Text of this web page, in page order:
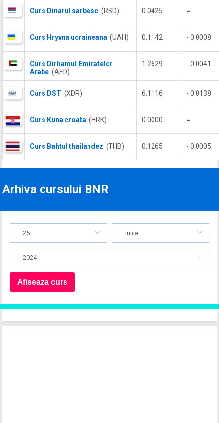
Curs Dinarul sarbesc (RSD) 0.0425 =
Curs Hryvna ucraineana (UAH) 0.1142 - 0.0008
Curs Dirhamul Emiratelor
Arabe (AED)
1.2629 - 0.0041
Curs DST (XDR) 6.1116 - 0.0138
Curs Kuna croata (HRK) 0.0000 =
Curs Bahtul thailandez (THB) 0.1265 - 0.0005
Arhiva cursului BNR
25 iunie
2024